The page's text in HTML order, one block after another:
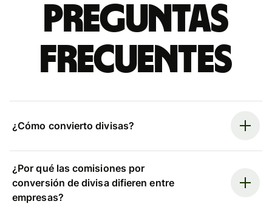
Preguntas
frecuentes
¿Cómo convierto divisas?
¿Por qué las comisiones por
conversión de divisa difieren entre
empresas?